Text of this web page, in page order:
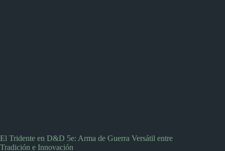
El Tridente en D&D 5e: Arma de Guerra Versátil entre
Tradición e Innovación